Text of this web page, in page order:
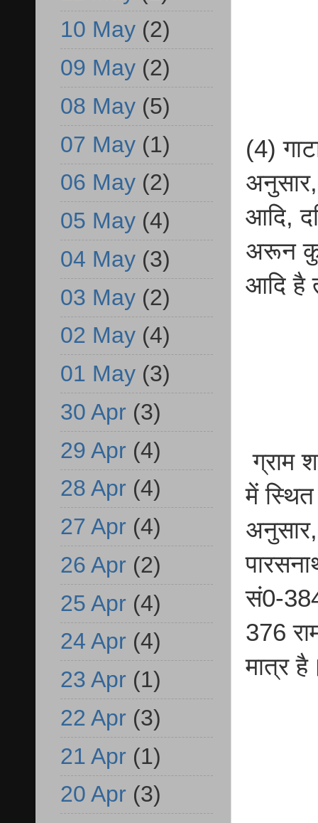
(4)
अनुसार,
आदि,
अरून
आदि है
ग्राम
में
अनुसार,
सं0-
376
मात्र
10 May (2)
09 May (2)
08 May (5)
07 May (1)
06 May (2)
05 May (4)
04 May (3)
03 May (2)
02 May (4)
01 May (3)
30 Apr (3)
29 Apr (4)
28 Apr (4)
27 Apr (4)
26 Apr (2)
25 Apr (4)
24 Apr (4)
23 Apr (1)
22 Apr (3)
21 Apr (1)
20 Apr (3)